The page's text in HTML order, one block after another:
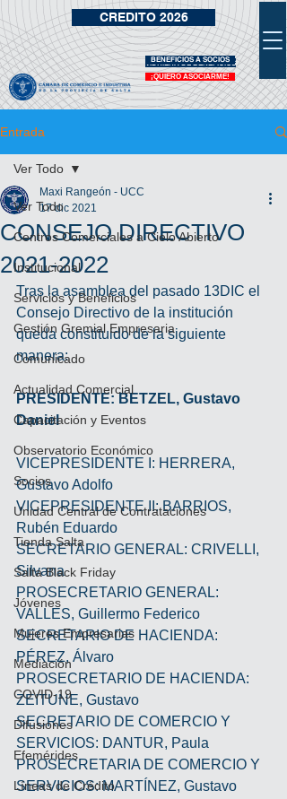
¡QUIERO ASOCIARME!
VIDRIERA DE BENEFICIOS
BENEFICIOS A SOCIOS
CREDITO 2026
Entrada
Ver Todo
Centros Comerciales a Cielo Abierto
Institucional
Servicios y Beneficios
Gestión Gremial Empresaria
Comunicado
Actualidad Comercial
Capacitación y Eventos
Observatorio Económico
Socios
Unidad Central de Contrataciones
Tienda Salta
Salta Black Friday
Jóvenes
Mujeres Empresarias
Mediación
COVID-19
Difusiones
Efemérides
Líneas de Crédito
Ver Todo
CONSEJO DIRECTIVO
2021-2022
Maxi Rangeón - UCC
17 dic 2021
Tras la asamblea del pasado 13DIC el
Consejo Directivo de la institución
queda constituido de la siguiente
manera:
PRESIDENTE: BETZEL, Gustavo
Daniel
VICEPRESIDENTE I: HERRERA,
Gustavo Adolfo
VICEPRESIDENTE II: BARRIOS,
Rubén Eduardo
SECRETARIO GENERAL: CRIVELLI,
Silvana
PROSECRETARIO GENERAL:
VALLES, Guillermo Federico
SECRETARIO DE HACIENDA:
PÉREZ, Álvaro
PROSECRETARIO DE HACIENDA:
ZEITUNE, Gustavo
SECRETARIO DE COMERCIO Y
SERVICIOS: DANTUR, Paula
PROSECRETARIA DE COMERCIO Y
SERVICIOS: MARTÍNEZ, Gustavo